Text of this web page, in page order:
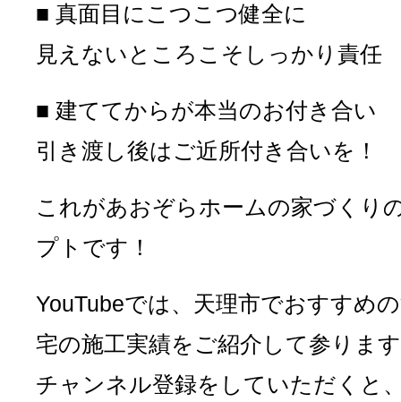
■ 真面目にこつこつ健全に
見えないところこそしっかり責任
■ 建ててからが本当のお付き合い
引き渡し後はご近所付き合いを！
これがあおぞらホームの家づくり
プトです！
YouTubeでは、天理市でおすすめ
宅の施工実績をご紹介して参りま
チャンネル登録をしていただくと